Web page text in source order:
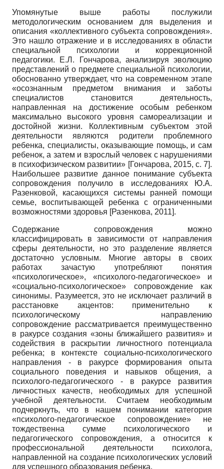
Упомянутые выше работы послужили
методологическим основанием для выделения и
описания «коллективного субъекта сопровождения».
Это нашло отражение и в исследованиях в области
специальной психологии и коррекционной
педагогики. Е.Л. Гончарова, анализируя эволюцию
представлений о предмете специальной психологии,
обоснованно утверждает, что на современном этапе
«осознанным предметом внимания и заботы
специалистов становится деятельность,
направленная на достижение особым ребенком
максимально высокого уровня самореализации и
достойной жизни. Коллективным субъектом этой
деятельности являются родители проблемного
ребенка, специалисты, оказывающие помощь, и сам
ребенок, а затем и взрослый человек с нарушениями
в психофизическом развитии» [Гончарова, 2015, с. 7].
Наибольшее развитие данное понимание субъекта
сопровождения получило в исследованиях Ю.А.
Разенковой, касающихся системы ранней помощи
семье, воспитывающей ребенка с ограниченными
возможностями здоровья [Разенкова, 2011].
Содержание сопровождения можно
классифицировать в зависимости от направления
сферы деятельности, но это разделение является
достаточно условным. Многие авторы в своих
работах зачастую употребляют понятия
«психологическое», «психолого-педагогическое» и
«социально-психологическое» сопровождение как
синонимы. Разумеется, это не исключает различий в
расстановке акцентов: применительно к
психологическому направлению
сопровождение рассматривается преимущественно
в ракурсе создания «зоны ближайшего развития» и
содействия в раскрытии личностного потенциала
ребенка; в контексте социально-психологического
направления - в ракурсе формирования опыта
социального поведения и навыков общения, а
психолого-педагогического - в ракурсе развития
личностных качеств, необходимых для успешной
учебной деятельности. Считаем необходимым
подчеркнуть, что в нашем понимании категория
«психолого-педагогическое сопровождение» не
тождественна сумме психологического и
педагогического сопровождения, а относится к
профессиональной деятельности психолога,
направленной на создание психологических условий
для успешного образования ребенка.